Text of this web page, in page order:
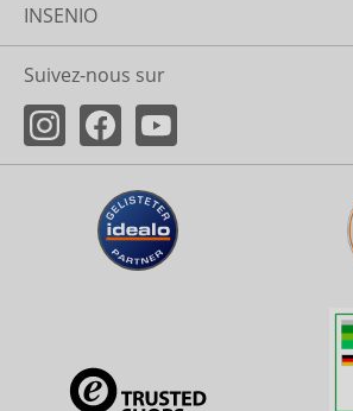
INSENIO
Suivez-nous sur